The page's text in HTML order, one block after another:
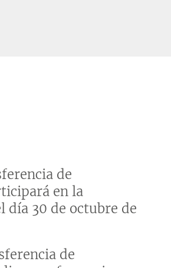
de
en la
día 30 de octubre de
de